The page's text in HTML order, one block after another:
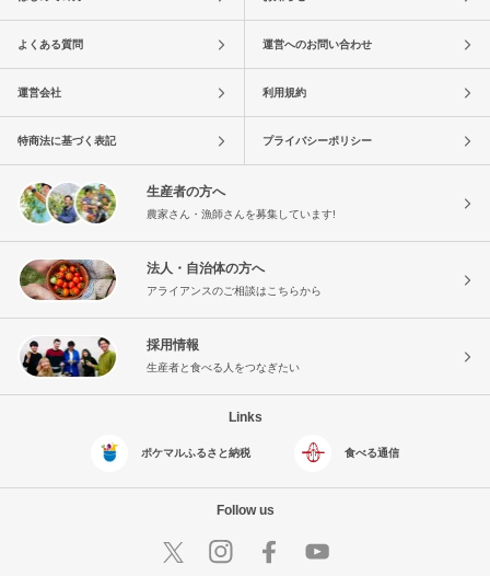
よくある質問 運営へのお問い合わせ
運営会社 利用規約
特商法に基づく表記 プライバシーポリシー
生産者の方へ
農家さん・漁師さんを募集しています!
法人・自治体の方へ
アライアンスのご相談はこちらから
採用情報
生産者と食べる人をつなぎたい
Links
ポケマルふるさと納税 食べる通信
Follow us